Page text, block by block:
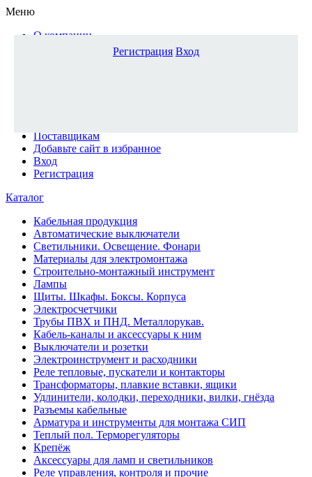
Меню
О компании
Доставка и оплата
Поставщикам
Добавьте сайт в избранное
Вход
Регистрация
Каталог
Кабельная продукция
Автоматические выключатели
Светильники. Освещение. Фонари
Материалы для электромонтажа
Строительно-монтажный инструмент
Лампы
Щиты. Шкафы. Боксы. Корпуса
Электросчетчики
Трубы ПВХ и ПНД. Металлорукав.
Кабель-каналы и аксессуары к ним
Выключатели и розетки
Электроинструмент и расходники
Реле тепловые, пускатели и контакторы
Трансформаторы, плавкие вставки, ящики
Удлинители, колодки, переходники, вилки, гнёзда
Разъемы кабельные
Арматура и инструменты для монтажа СИП
Теплый пол. Терморегуляторы
Крепёж
Аксессуары для ламп и светильников
Реле управления, контроля и прочие
Регистрация Вход